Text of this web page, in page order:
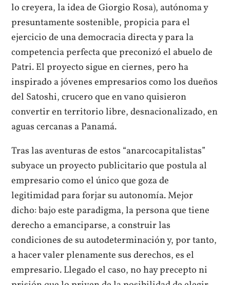
lo creyera, la idea de Giorgio Rosa), autónoma y
presuntamente sostenible, propicia para el
ejercicio de una democracia directa y para la
competencia perfecta que preconizó el abuelo de
Patri. El proyecto sigue en ciernes, pero ha
inspirado a jóvenes empresarios como los dueños
del Satoshi, crucero que en vano quisieron
convertir en territorio libre, desnacionalizado, en
aguas cercanas a Panamá.
Tras las aventuras de estos “anarcocapitalistas”
subyace un proyecto publicitario que postula al
empresario como el único que goza de
legitimidad para forjar su autonomía. Mejor
dicho: bajo este paradigma, la persona que tiene
derecho a emanciparse, a construir las
condiciones de su autodeterminación y, por tanto,
a hacer valer plenamente sus derechos, es el
empresario. Llegado el caso, no hay precepto ni